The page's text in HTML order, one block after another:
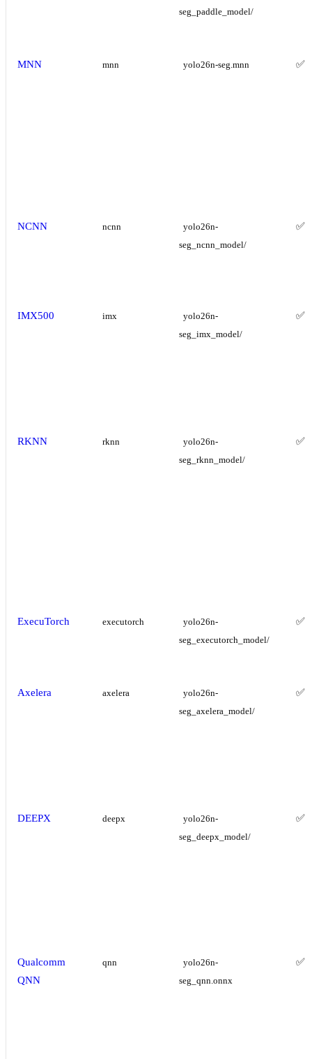
seg_paddle_model/
MNN mnn yolo26n-seg.mnn ✅
NCNN ncnn
yolo26n-
seg_ncnn_model/
✅
IMX500 imx
yolo26n-
seg_imx_model/
✅
RKNN rknn
yolo26n-
seg_rknn_model/
✅
ExecuTorch executorch
yolo26n-
seg_executorch_model/
✅
Axelera axelera
yolo26n-
seg_axelera_model/
✅
DEEPX deepx
yolo26n-
seg_deepx_model/
✅
Qualcomm
QNN
qnn
yolo26n-
seg_qnn.onnx
✅